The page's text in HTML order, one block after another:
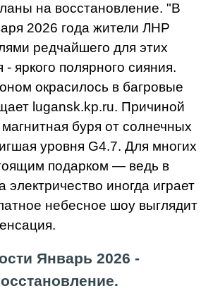
на восстановление. "В
2026 года жители ЛНР
редчайшего для этих
яркого полярного сияния.
окрасилось в багровые
lugansk.kp.ru. Причиной
буря от солнечных
уровня G4.7. Для многих
подарком — ведь в
электричество иногда играет
небесное шоу выглядит
Январь 2026 -